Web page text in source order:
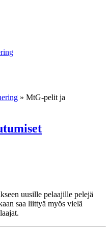
» MtG-pelit ja
uusille pelaajille pelejä
saa liittyä myös vielä